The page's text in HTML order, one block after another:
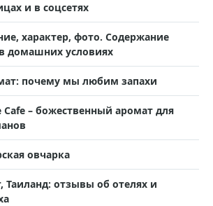
и в соцсетях
характер, фото. Содержание
домашних условиях
почему мы любим запахи
Cafe – божественный аромат для
овчарка
Таиланд: отзывы об отелях и